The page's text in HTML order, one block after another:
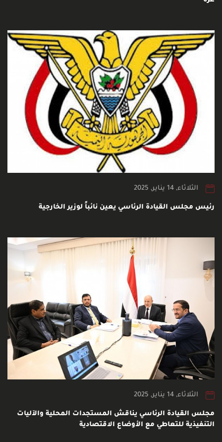
الثلاثاء, 14 يناير, 2025
رئيس مجلس القيادة الرئاسي يعين نائباً لوزير الخارجية
الثلاثاء, 14 يناير, 2025
مجلس القيادة الرئاسي يناقش المستجدات المحلية والآليات
التنفيذية للتعاطي مع الأوضاع الاقتصادية